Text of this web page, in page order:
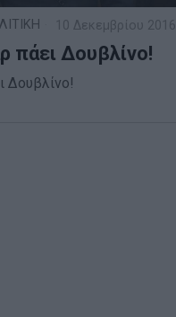
10 Δεκεμβρίου 2016
πάει Δουβλίνο!
Δουβλίνο!